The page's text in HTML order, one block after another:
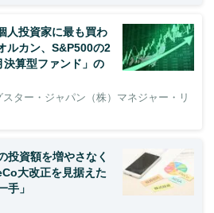
人投資家に最も買わ
ルカン、S&P500の2
算型ファンド」の
ター・ジャパン（株）マネジャー・リ
投資額を増やさなく
大改正を見据えた
手」